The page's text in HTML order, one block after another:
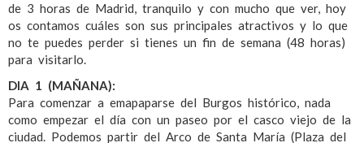
de 3 horas de Madrid, tranquilo y con mucho que ver, hoy
os contamos cuáles son sus principales atractivos y lo que
no te puedes perder si tienes un fin de semana (48 horas)
para visitarlo.
DIA 1 (MAÑANA):
Para comenzar a emapaparse del Burgos histórico, nada
como empezar el día con un paseo por el casco viejo de la
ciudad. Podemos partir del Arco de Santa María (Plaza del